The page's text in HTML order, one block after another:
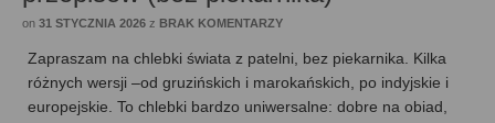
on 31 STYCZNIA 2026 z BRAK KOMENTARZY
Zapraszam na chlebki świata z patelni, bez piekarnika. Kilka
różnych wersji –od gruzińskich i marokańskich, po indyjskie i
europejskie. To chlebki bardzo uniwersalne: dobre na obiad,